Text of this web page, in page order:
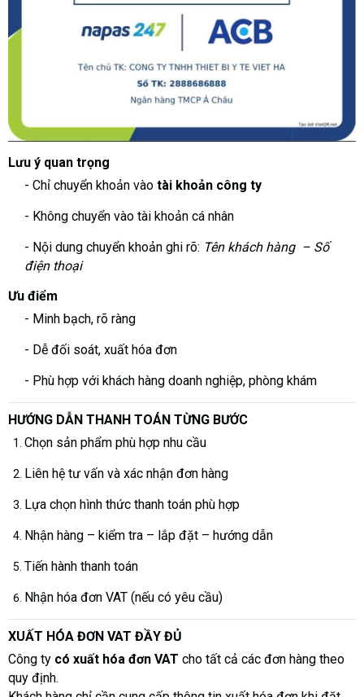
Lưu ý quan trọng
- Chỉ chuyển khoản vào tài khoản công ty
- Không chuyển vào tài khoản cá nhân
- Nội dung chuyển khoản ghi rõ: Tên khách hàng – Số
điện thoại
Ưu điểm
- Minh bạch, rõ ràng
- Dễ đối soát, xuất hóa đơn
- Phù hợp với khách hàng doanh nghiệp, phòng khám
HƯỚNG DẪN THANH TOÁN TỪNG BƯỚC
Chọn sản phẩm phù hợp nhu cầu
Liên hệ tư vấn và xác nhận đơn hàng
Lựa chọn hình thức thanh toán phù hợp
Nhận hàng – kiểm tra – lắp đặt – hướng dẫn
Tiến hành thanh toán
Nhận hóa đơn VAT (nếu có yêu cầu)
XUẤT HÓA ĐƠN VAT ĐẦY ĐỦ
Công ty có xuất hóa đơn VAT cho tất cả các đơn hàng theo
quy định.